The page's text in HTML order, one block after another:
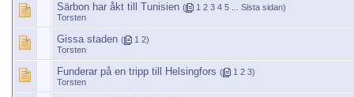
Särbon har åkt till Tunisien ( 1 2 3 4 5 Sista sidan)
Torsten
Gissa staden ( 1 2)
Torsten
Funderar på en tripp till Helsingfors ( 1 2 3)
Torsten